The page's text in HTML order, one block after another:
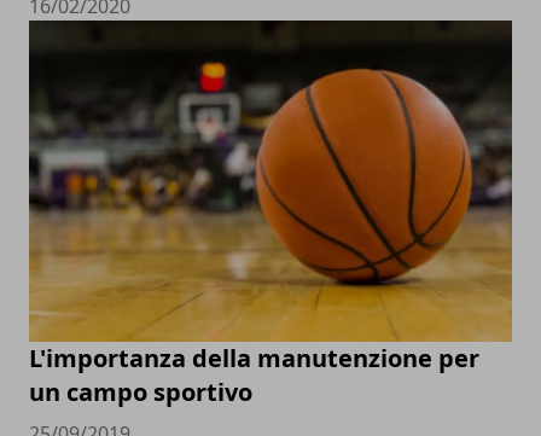
16/02/2020
L'importanza della manutenzione per
un campo sportivo